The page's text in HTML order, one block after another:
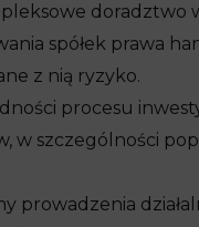
doradztwo
spółek prawa
z nią ryzyko.
procesu
szczególności
prowadzenia